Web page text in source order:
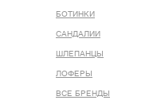
БОТИНКИ
САНДАЛИИ
ШЛЕПАНЦЫ
ЛОФЕРЫ
ВСЕ БРЕНДЫ